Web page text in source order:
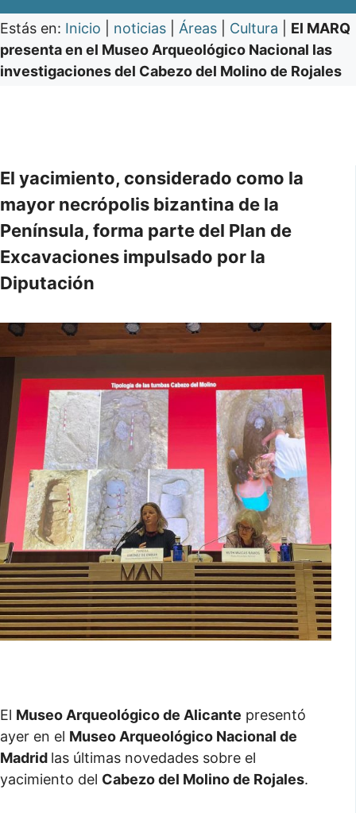
Estás en: Inicio noticias Áreas Cultura
El MARQ
presenta en el Museo Arqueológico Nacional las
investigaciones del Cabezo del Molino de Rojales
El yacimiento, considerado como la
mayor necrópolis bizantina de la
Península, forma parte del Plan de
Excavaciones impulsado por la
Diputación
El Museo Arqueológico de Alicante presentó
ayer en el Museo Arqueológico Nacional de
Madrid las últimas novedades sobre el
yacimiento del Cabezo del Molino de Rojales.